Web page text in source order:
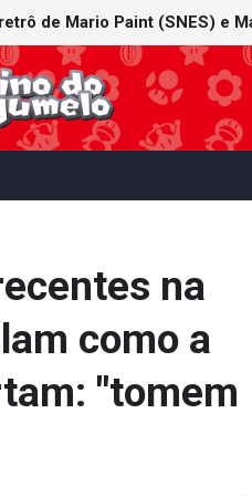
de Mario Paint (SNES) e
na
como a
"tomem